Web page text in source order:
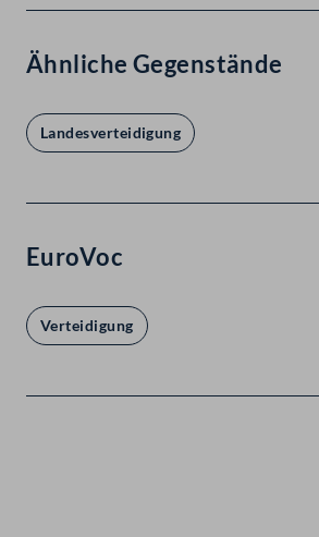
Ähnliche Gegenstände
Landesverteidigung
EuroVoc
Verteidigung